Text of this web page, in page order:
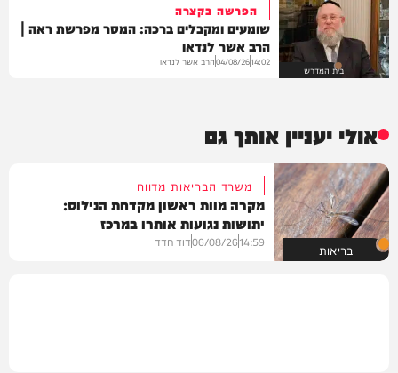
בית המדרש
הפרשה בקצרה
שומעים ומקבלים ברכה: המסר מפרשת ראה |
הרב אשר לנדאו
14:02
04/08/26הרב אשר לנדאו
אולי יעניין אותך גם
בריאות
משרד הבריאות מדווח
מקרה מוות ראשון מקדחת הנילוס:
יתושות נגועות אותרו במרכז
14:59
06/08/26דוד חדד